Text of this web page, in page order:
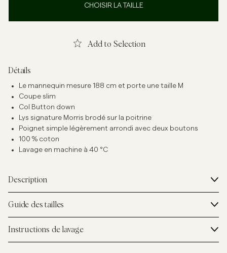
Sous-vêtements
CHOISIR LA TAILLE
Add to Selection
Détails
Le mannequin mesure 188 cm et porte une taille M
Coupe slim
Col Button down
Lys signature Morris brodé sur la poitrine
Poignet simple légèrement arrondi avec deux boutons
100 % coton
Lavage en machine à 40 °C
Description
Guide des tailles
Instructions de lavage